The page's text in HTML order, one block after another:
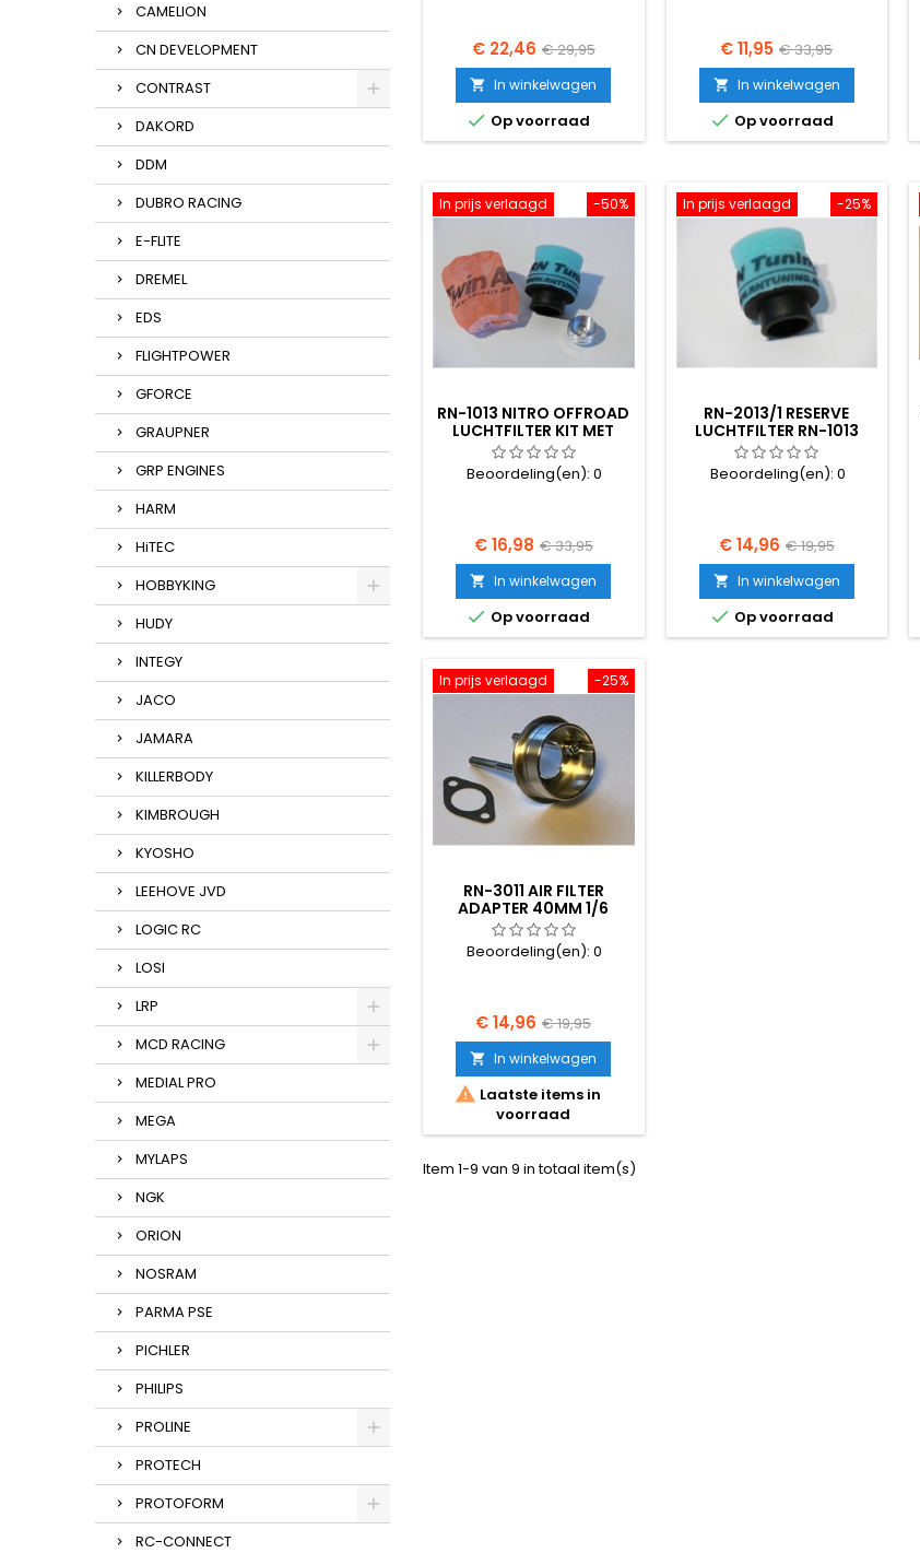
CAMELION
CN DEVELOPMENT
CONTRAST
DAKORD
DDM
DUBRO RACING
E-FLITE
DREMEL
EDS
FLIGHTPOWER
GFORCE
GRAUPNER
GRP ENGINES
HARM
HiTEC
HOBBYKING
HUDY
INTEGY
JACO
JAMARA
KILLERBODY
KIMBROUGH
KYOSHO
LEEHOVE JVD
LOGIC RC
LOSI
LRP
MCD RACING
MEDIAL PRO
MEGA
MYLAPS
NGK
ORION
NOSRAM
PARMA PSE
PICHLER
PHILIPS
PROLINE
PROTECH
PROTOFORM
RC-CONNECT
Prijs
€ 22,46 Normale
prijs
€ 29,95
 In winkelwagen
 Op voorraad
Prijs
€ 11,95 Normale
prijs
€ 33,95
 In winkelwagen
 Op voorraad
-50%
In prijs verlaagd
RN-1013 NITRO OFFROAD
LUCHTFILTER KIT MET
ADAPTER
Beoordeling(en):0
Prijs
€ 16,98 Normale
prijs
€ 33,95
 In winkelwagen
 Op voorraad
-25%
In prijs verlaagd
RN-2013/1 RESERVE
LUCHTFILTER RN-1013
Beoordeling(en): 0
Prijs
€ 14,96 Normale
prijs
€ 19,95
 In winkelwagen
 Op voorraad
-25%
In prijs verlaagd
RN-3011 AIR FILTER
ADAPTER 40MM 1/6
Beoordeling(en):0
Prijs
€ 14,96 Normale
prijs
€ 19,95
 In winkelwagen
 Laatste items in
voorraad
Item 1-9 van 9 in totaal item(s)